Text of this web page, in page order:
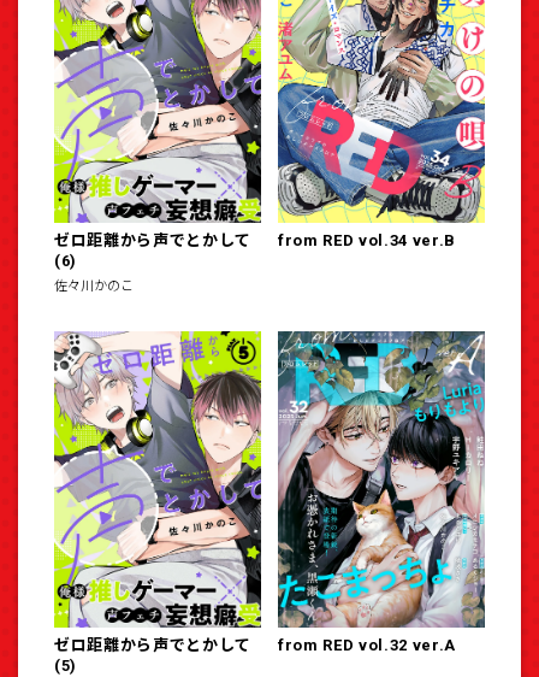
ゼロ距離から声でとかして
(6)
佐々川かのこ
from RED vol.34 ver.B
ゼロ距離から声でとかして
(5)
from RED vol.32 ver.A